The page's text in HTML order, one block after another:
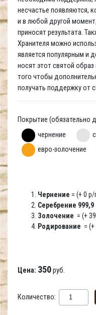
несчастье появляются,
и в любой другой
приносят результата.
Хранителя можно
является популярным и
носят этот святой
того чтобы
получать поддержку от
Покрытие (обязательно
чернение
евро-золочение
Чернение = (+ 0 р/
Серебрение 999,9
Золочение = (+
Родирование =
Цена: 350руб.
Количество: